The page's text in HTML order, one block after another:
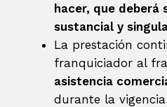
hacer, que deberá
sustancial y
La prestación
franquiciador al
asistencia
durante la